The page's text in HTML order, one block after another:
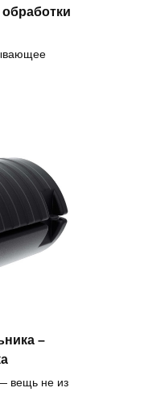
–
вещь не из